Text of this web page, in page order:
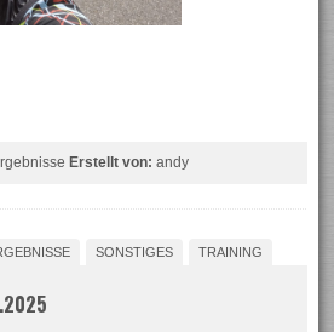
Erstellt von: andy
SONSTIGES TRAINING